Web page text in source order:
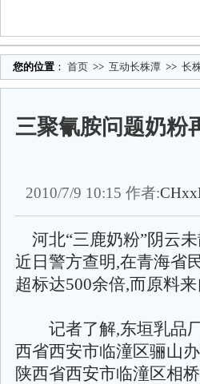
您的位置 ： 首页 >> 互动长株潭 >> 长
三聚氰胺问题奶粉
2010/7/9 10:15 作者:
河北“三鹿奶粉”阴云
近日警方查明,在青海省
超标达500余倍,而原料来
记者了解,东垣乳品厂
西省西安市临潼区骊山
陕西省西安市临潼区相